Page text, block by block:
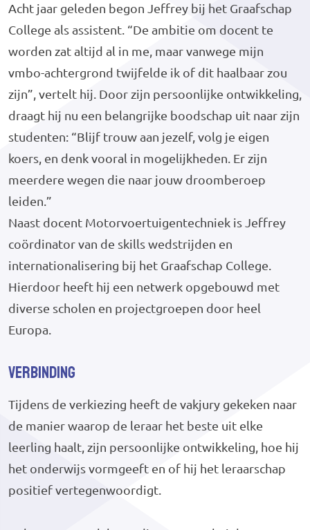
Acht jaar geleden begon Jeffrey bij het Graafschap
College als assistent. “De ambitie om docent te
worden zat altijd al in me, maar vanwege mijn
vmbo-achtergrond twijfelde ik of dit haalbaar zou
zijn”, vertelt hij. Door zijn persoonlijke ontwikkeling,
draagt hij nu een belangrijke boodschap uit naar zijn
studenten: “Blijf trouw aan jezelf, volg je eigen
koers, en denk vooral in mogelijkheden. Er zijn
meerdere wegen die naar jouw droomberoep
leiden.”
Naast docent Motorvoertuigentechniek is Jeffrey
coördinator van de skills wedstrijden en
internationalisering bij het Graafschap College.
Hierdoor heeft hij een netwerk opgebouwd met
diverse scholen en projectgroepen door heel
Europa.
Verbinding
Tijdens de verkiezing heeft de vakjury gekeken naar
de manier waarop de leraar het beste uit elke
leerling haalt, zijn persoonlijke ontwikkeling, hoe hij
het onderwijs vormgeeft en of hij het leraarschap
positief vertegenwoordigt.